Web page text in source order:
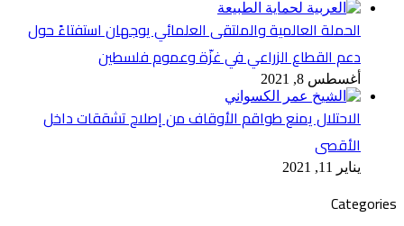
الحملة العالمية والملتقى العلمائي يوجهان استفتاءً حول
دعم القطاع الزراعي في غزّة وعموم فلسطين
أغسطس 8, 2021
الاحتلال يمنع طواقم الأوقاف من إصلاح تشققات داخل
الأقصى
يناير 11, 2021
Categories